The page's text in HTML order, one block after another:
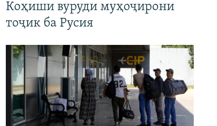
Коҳиши вуруди муҳоҷирони
тоҷик ба Русия